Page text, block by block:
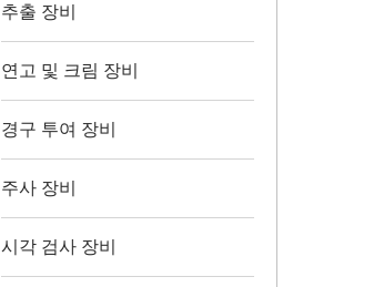
추출 장비
연고 및 크림 장비
경구 투여 장비
주사 장비
시각 검사 장비